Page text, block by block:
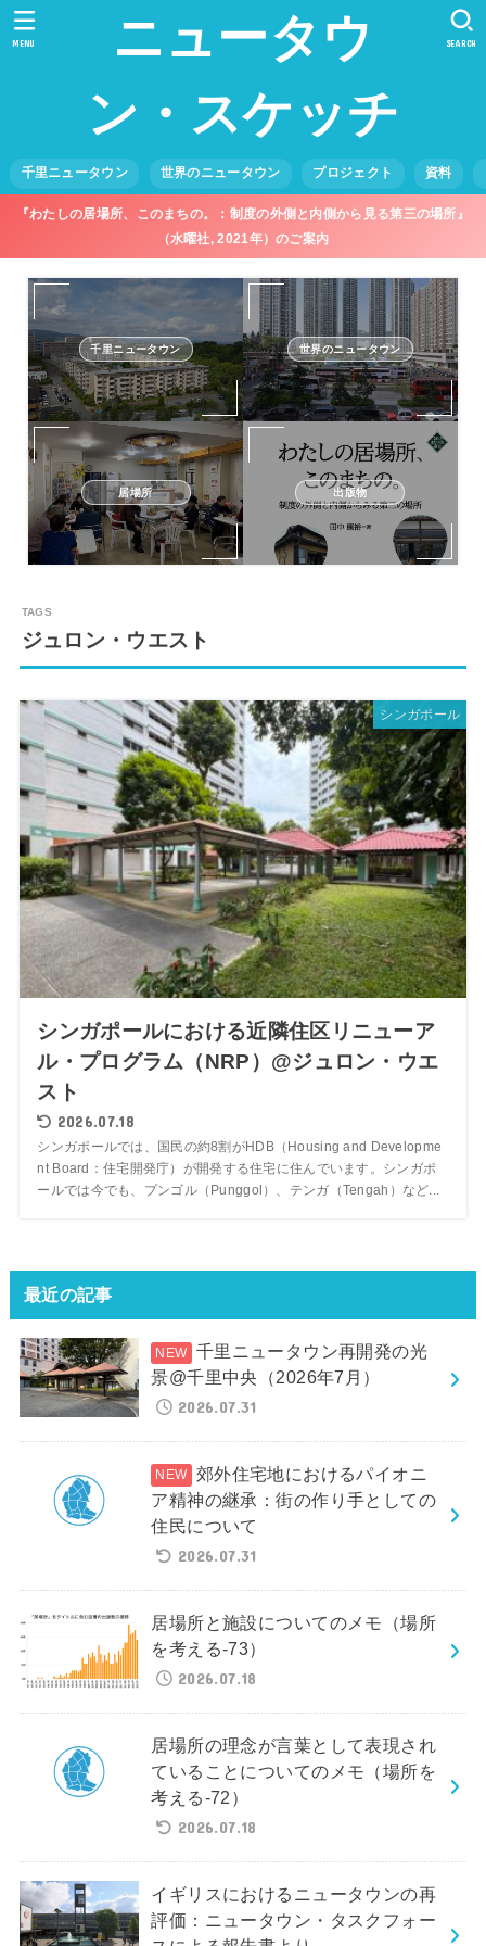
ニュータウ
ン・スケッチ
千里ニュータウン 世界のニュータウン プロジェクト 資料
SEARCH
MENU
『わたしの居場所、このまちの。：制度の外側と内側から見る第三の場所』
（水曜社, 2021年）のご案内
千里ニュータウン 世界のニュータウン
居場所 出版物
ジュロン・ウエスト
シンガポール
シンガポールにおける近隣住区リニューア
ル・プログラム（NRP）@ジュロン・ウエ
スト
2026.07.18
シンガポールでは、国民の約8割がHDB（Housing and Developme
nt Board：住宅開発庁）が開発する住宅に住んでいます。シンガポ
ールでは今でも、プンゴル（Punggol）、テンガ（Tengah）など...
最近の記事
千里ニュータウン再開発の光
景@千里中央（2026年7月）
2026.07.31
郊外住宅地におけるパイオニ
ア精神の継承：街の作り手としての
住民について
2026.07.31
居場所と施設についてのメモ（場所
を考える-73）
2026.07.18
居場所の理念が言葉として表現され
ていることについてのメモ（場所を
考える-72）
2026.07.18
イギリスにおけるニュータウンの再
評価：ニュータウン・タスクフォー